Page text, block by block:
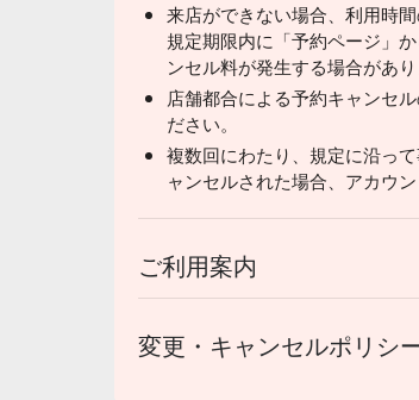
来店ができない場合、利用時
規定期限内に「予約ページ」
ンセル料が発生する場合があり
店舗都合による予約キャンセ
ださい。
複数回にわたり、規定に沿っ
ャンセルされた場合、アカウ
ご利用案内
変更・キャンセルポリシ